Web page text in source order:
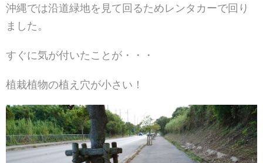
沖縄では沿道緑地を見て回るためレンタカーで回り
ました。
すぐに気が付いたことが・・・
植栽植物の植え穴が小さい！